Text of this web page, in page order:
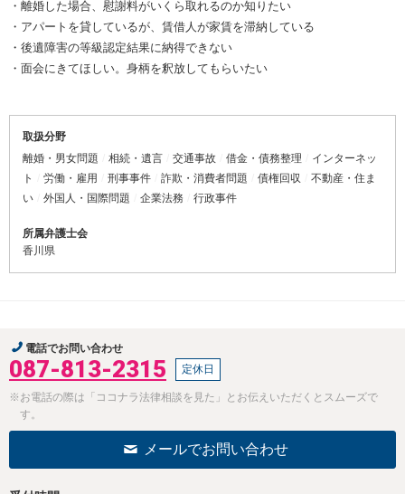
・離婚した場合、慰謝料がいくら取れるのか知りたい
・アパートを貸しているが、賃借人が家賃を滞納している
・後遺障害の等級認定結果に納得できない
・面会にきてほしい。身柄を釈放してもらいたい
取扱分野
離婚・男女問題
相続・遺言 交通事故 借金・債務整理
インターネッ
ト
労働・雇用 刑事事件 詐欺・消費者問題 債権回収
不動産・住ま
い
外国人・国際問題 企業法務 行政事件
所属弁護士会
香川県
電話でお問い合わせ
087-813-2315 定休日
※お電話の際は「ココナラ法律相談を見た」とお伝えいただくとスムーズで
す。
メールでお問い合わせ